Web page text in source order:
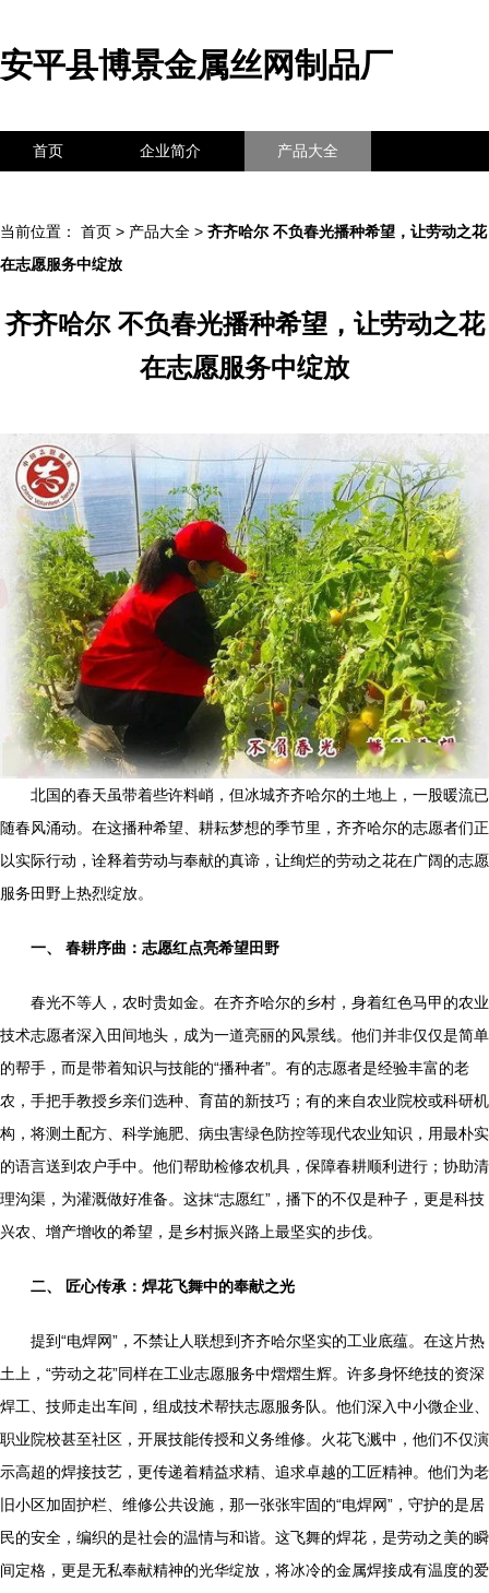
安平县博景金属丝网制品厂
首页 企业简介 产品大全
当前位置： 首页 > 产品大全 > 齐齐哈尔 不负春光播种希望，让劳动之花
在志愿服务中绽放
齐齐哈尔 不负春光播种希望，让劳动之花
在志愿服务中绽放
北国的春天虽带着些许料峭，但冰城齐齐哈尔的土地上，一股暖流已
随春风涌动。在这播种希望、耕耘梦想的季节里，齐齐哈尔的志愿者们正
以实际行动，诠释着劳动与奉献的真谛，让绚烂的劳动之花在广阔的志愿
服务田野上热烈绽放。
一、 春耕序曲：志愿红点亮希望田野
春光不等人，农时贵如金。在齐齐哈尔的乡村，身着红色马甲的农业
技术志愿者深入田间地头，成为一道亮丽的风景线。他们并非仅仅是简单
的帮手，而是带着知识与技能的“播种者”。有的志愿者是经验丰富的老
农，手把手教授乡亲们选种、育苗的新技巧；有的来自农业院校或科研机
构，将测土配方、科学施肥、病虫害绿色防控等现代农业知识，用最朴实
的语言送到农户手中。他们帮助检修农机具，保障春耕顺利进行；协助清
理沟渠，为灌溉做好准备。这抹“志愿红”，播下的不仅是种子，更是科技
兴农、增产增收的希望，是乡村振兴路上最坚实的步伐。
二、 匠心传承：焊花飞舞中的奉献之光
提到“电焊网”，不禁让人联想到齐齐哈尔坚实的工业底蕴。在这片热
土上，“劳动之花”同样在工业志愿服务中熠熠生辉。许多身怀绝技的资深
焊工、技师走出车间，组成技术帮扶志愿服务队。他们深入中小微企业、
职业院校甚至社区，开展技能传授和义务维修。火花飞溅中，他们不仅演
示高超的焊接技艺，更传递着精益求精、追求卓越的工匠精神。他们为老
旧小区加固护栏、维修公共设施，那一张张牢固的“电焊网”，守护的是居
民的安全，编织的是社会的温情与和谐。这飞舞的焊花，是劳动之美的瞬
间定格，更是无私奉献精神的光华绽放，将冰冷的金属焊接成有温度的爱